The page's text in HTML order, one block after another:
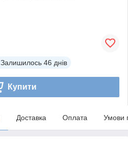
Залишилось 46 днів
Купити
Доставка Оплата Умови